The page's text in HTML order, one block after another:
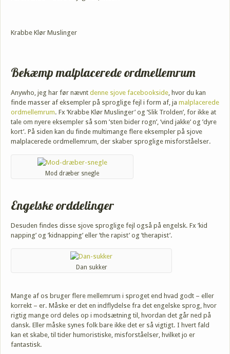
Krabbe Klør Muslinger
Bekæmp malplacerede ordmellemrum
Anywho, jeg har før nævnt denne sjove facebookside , hvor du kan
finde masser af eksempler på sproglige fejl i form af, ja malplacerede
ordmellemrum. Fx ’Krabbe Klør Muslinger’ og ’Slik Trolden’, for ikke at
tale om nyere eksempler så som ’sten bider rogn’, ’vind jakke’ og ’dyre
kort’. På siden kan du finde multimange flere eksempler på sjove
malplacerede ordmellemrum, der skaber sproglige misforståelser.
Mod dræber snegle
Engelske orddelinger
Desuden findes disse sjove sproglige fejl også på engelsk. Fx ’kid
napping’ og ’kidnapping’ eller ’the rapist’ og ’therapist’.
Dan sukker
Mange af os bruger flere mellemrum i sproget end hvad godt – eller
korrekt – er. Måske er det en indflydelse fra det engelske sprog, hvor
rigtig mange ord deles op i modsætning til, hvordan det går ned på
dansk. Eller måske synes folk bare ikke det er så vigtigt. I hvert fald
kan et skabe, til tider humoristiske, misforståelser, hvilket jo er
fantastisk.